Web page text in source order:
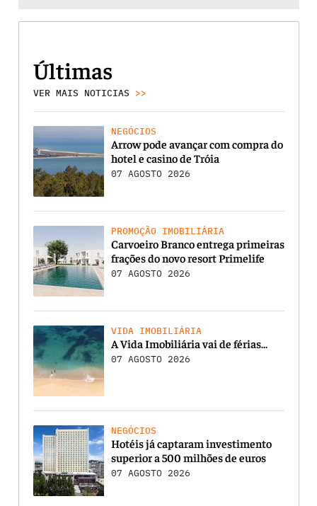
Últimas
VER MAIS NOTICIAS >>
NEGÓCIOS
Arrow pode avançar com compra do
hotel e casino de Tróia
07 AGOSTO 2026
PROMOÇÃO IMOBILIÁRIA
Carvoeiro Branco entrega primeiras
frações do novo resort Primelife
07 AGOSTO 2026
VIDA IMOBILIÁRIA
A Vida Imobiliária vai de férias…
07 AGOSTO 2026
NEGÓCIOS
Hotéis já captaram investimento
superior a 500 milhões de euros
07 AGOSTO 2026